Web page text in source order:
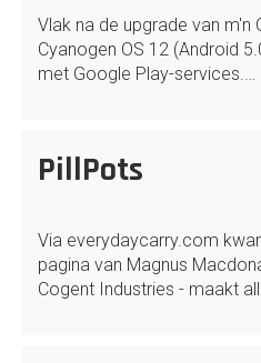
Vlak na de upgrade van m'n
Cyanogen OS 12 (Android
met Google Play-services.…
PillPots
Via everydaycarry.com
pagina van Magnus
Cogent Industries - maakt